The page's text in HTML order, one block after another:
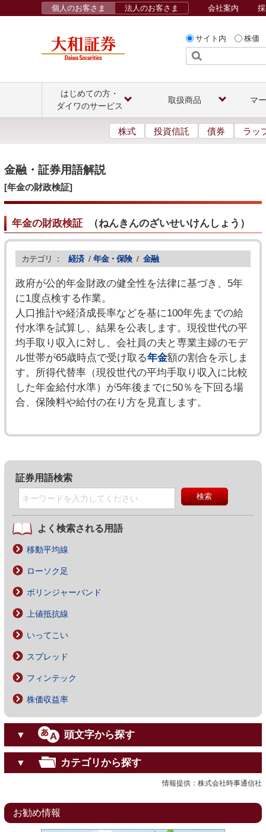
サイト内 株価
個人のお客さま 法人のお客さま 会社案内
はじめての方・
ダイワのサービス
取扱商品 マ
株式 投資信託 債券 ラッ
金融・証券用語解説
[年金の財政検証]
年金の財政検証（ねんきんのざいせいけんしょう ）
カテゴリ ： 経済 / 年金・保険 / 金融
政府が公的年金財政の健全性を法律に基づき、5年
に1度点検する作業。
人口推計や経済成長率などを基に100年先までの給
付水準を試算し、結果を公表します。現役世代の平
均手取り収入に対し、会社員の夫と専業主婦のモデ
ル世帯が65歳時点で受け取る年金額の割合を示しま
す。所得代替率（現役世代の平均手取り収入に比較
した年金給付水準）が5年後までに50％を下回る場
合、保険料や給付の在り方を見直します。
証券用語検索
よく検索される用語
移動平均線
ローソク足
ボリンジャーバンド
上値抵抗線
いってこい
スプレッド
フィンテック
株価収益率
▼ 頭文字から探す
▼ カテゴリから探す
情報提供：株式会社時事通信社
お勧め情報